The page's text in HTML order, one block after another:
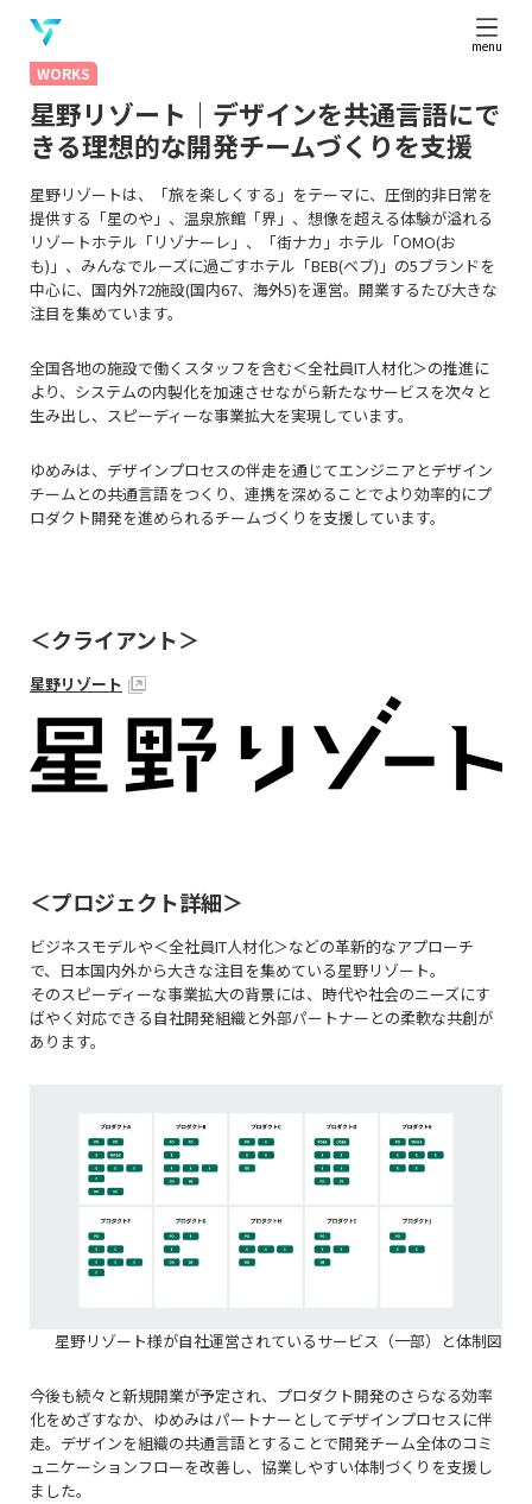
menu
WORKS
星野リゾート｜デザインを共通言語にで
きる理想的な開発チームづくりを支援
星野リゾートは、「旅を楽しくする」をテーマに、圧倒的非日常を
提供する「星のや」、温泉旅館「界」、 想像を超える体験が溢れる
リゾートホテル「リゾナーレ」、「街ナカ」ホテル「OMO(お
も)」、みんなでルーズに過ごすホテル「BEB(ベブ)」の5ブランドを
中心に、国内外72施設(国内67、海外5)を運営。開業するたび大きな
注目を集めています。
全国各地の施設で働くスタッフを含む＜全社員IT人材化＞の推進に
より、システムの内製化を加速させながら新たなサービスを次々と
生み出し、スピーディーな事業拡大を実現しています。
ゆめみは、デザインプロセスの伴走を通じてエンジニアとデザイン
チームとの共通言語をつくり、連携を深めることでより効率的にプ
ロダクト開発を進められるチームづくりを支援しています。
＜クライアント＞
星野リゾート
＜プロジェクト詳細＞
ビジネスモデルや＜全社員IT人材化＞などの革新的なアプローチ
で、日本国内外から大きな注目を集めている星野リゾート。
そのスピーディーな事業拡大の背景には、時代や社会のニーズにす
ばやく対応できる自社開発組織と外部パートナーとの柔軟な共創が
あります。
星野リゾート様が自社運営されているサービス（一部）と体制図
今後も続々と新規開業が予定され、プロダクト開発のさらなる効率
化をめざすなか、ゆめみはパートナーとしてデザインプロセスに伴
走。デザインを組織の共通言語とすることで開発チーム全体のコミ
ュニケーションフローを改善し、協業しやすい体制づくりを支援し
ました。